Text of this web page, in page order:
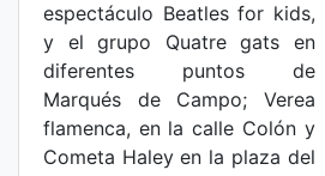
espectáculo Beatles for kids,
y el grupo Quatre gats en
diferentes puntos de
Marqués de Campo; Verea
flamenca, en la calle Colón y
Cometa Haley en la plaza del